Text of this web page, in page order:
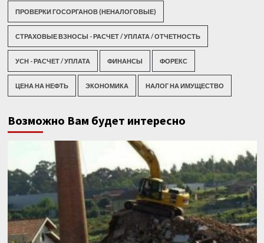
ПРОВЕРКИ ГОСОРГАНОВ (НЕНАЛОГОВЫЕ)
СТРАХОВЫЕ ВЗНОСЫ - РАСЧЕТ / УПЛАТА / ОТЧЕТНОСТЬ
УСН - РАСЧЕТ / УПЛАТА ФИНАНСЫ ФОРЕКС
ЦЕНА НА НЕФТЬ ЭКОНОМИКА НАЛОГ НА ИМУЩЕСТВО
Возможно Вам будет интересно